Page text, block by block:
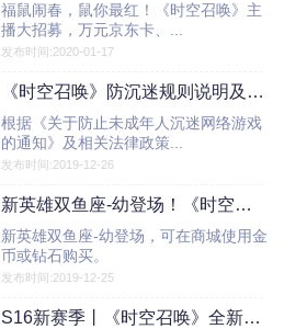
福鼠闹春，鼠你最红！《时空召唤》主
播大招募，万元京东卡、...
发布时间:2020-01-17
《时空召唤》防沉迷规则说明及实名认证指引
根据《关于防止未成年人沉迷网络游戏
的通知》及相关法律政策...
发布时间:2019-12-26
新英雄双鱼座-幼登场！《时空召唤》12月25日更新公告
新英雄双鱼座-幼登场，可在商城使用金
币或钻石购买。
发布时间:2019-12-25
S16新赛季丨《时空召唤》全新战场体验重磅更新邀你来战